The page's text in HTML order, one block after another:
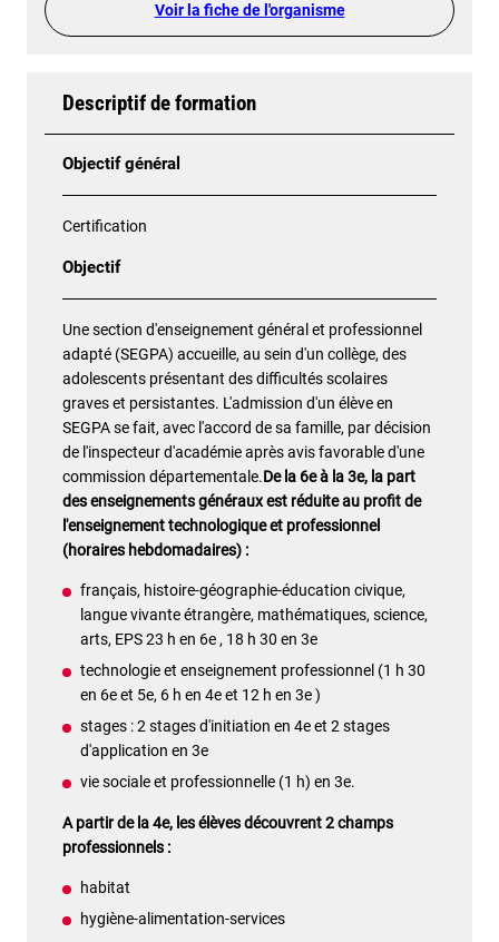
Voir la fiche de l'organisme
Descriptif de formation
Objectif général
Certification
Objectif
Une section d'enseignement général et professionnel
adapté (SEGPA) accueille, au sein d'un collège, des
adolescents présentant des difficultés scolaires
graves et persistantes. L'admission d'un élève en
SEGPA se fait, avec l'accord de sa famille, par décision
de l'inspecteur d'académie après avis favorable d'une
commission départementale.De la 6e à la 3e, la part
des enseignements généraux est réduite au profit de
l'enseignement technologique et professionnel
(horaires hebdomadaires) :
français, histoire-géographie-éducation civique,
langue vivante étrangère, mathématiques, science,
arts, EPS 23 h en 6e , 18 h 30 en 3e
technologie et enseignement professionnel (1 h 30
en 6e et 5e, 6 h en 4e et 12 h en 3e )
stages : 2 stages d'initiation en 4e et 2 stages
d'application en 3e
vie sociale et professionnelle (1 h) en 3e.
A partir de la 4e, les élèves découvrent 2 champs
professionnels :
habitat
hygiène-alimentation-services